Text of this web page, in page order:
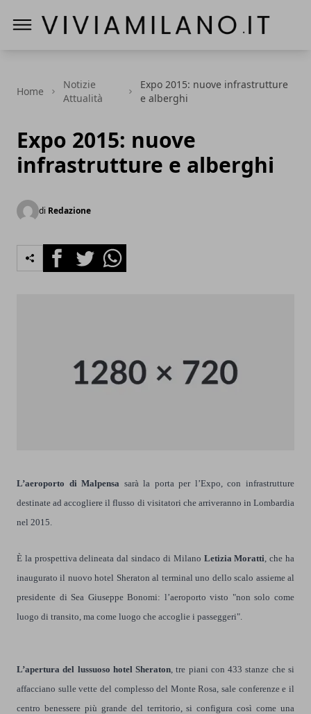
Home
Notizie
Attualità
Expo 2015: nuove infrastrutture
e alberghi
Expo 2015: nuove
infrastrutture e alberghi
di Redazione
FacebookTwitterWhatsapp
L’aeroporto di Malpensa sarà la porta per l’Expo, con infrastrutture
destinate ad accogliere il flusso di visitatori che arriveranno in Lombardia
nel 2015.
È la prospettiva delineata dal sindaco di Milano Letizia Moratti , che ha
inaugurato il nuovo hotel Sheraton al terminal uno dello scalo assieme al
presidente di Sea Giuseppe Bonomi: l’aeroporto visto "non solo come
luogo di transito, ma come luogo che accoglie i passeggeri".
L’apertura del lussuoso hotel Sheraton , tre piani con 433 stanze che si
affacciano sulle vette del complesso del Monte Rosa, sale conferenze e il
centro benessere più grande del territorio, si configura così come una